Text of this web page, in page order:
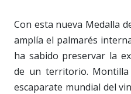
Con esta nueva Medalla
amplía el palmarés
ha sabido preservar la
de un territorio.
escaparate mundial del